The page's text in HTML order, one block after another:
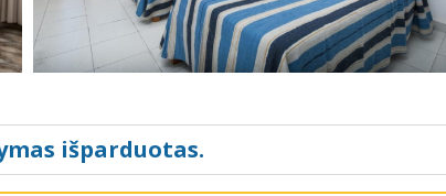
išparduotas.